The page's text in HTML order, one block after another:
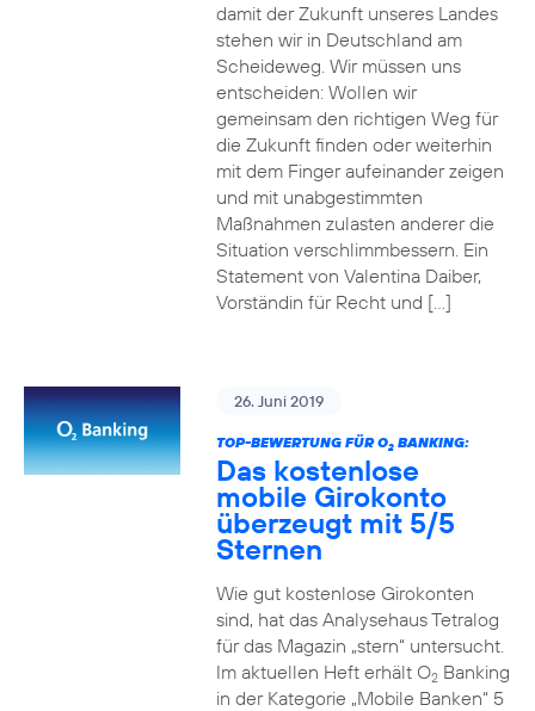
damit der Zukunft unseres Landes
stehen wir in Deutschland am
Scheideweg. Wir müssen uns
entscheiden: Wollen wir
gemeinsam den richtigen Weg für
die Zukunft finden oder weiterhin
mit dem Finger aufeinander zeigen
und mit unabgestimmten
Maßnahmen zulasten anderer die
Situation verschlimmbessern. Ein
Statement von Valentina Daiber,
Vorständin für Recht und […]
26. Juni 2019
TOP-BEWERTUNG FÜR O2BANKING:
Das kostenlose
mobile Girokonto
überzeugt mit 5/5
Sternen
Wie gut kostenlose Girokonten
sind, hat das Analysehaus Tetralog
für das Magazin „stern“ untersucht.
Im aktuellen Heft erhält O2Banking
in der Kategorie „Mobile Banken“ 5